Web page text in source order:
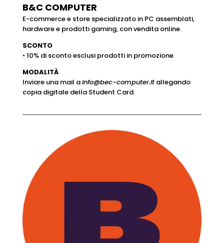
B&C COMPUTER
E-commerce e store specializzato in PC assemblati,
hardware e prodotti gaming, con vendita online.
SCONTO
• 10% di sconto esclusi prodotti in promozione
MODALITÀ
Inviare una mail ainfo@bec-computer.it allegando
copia digitale della Student Card.